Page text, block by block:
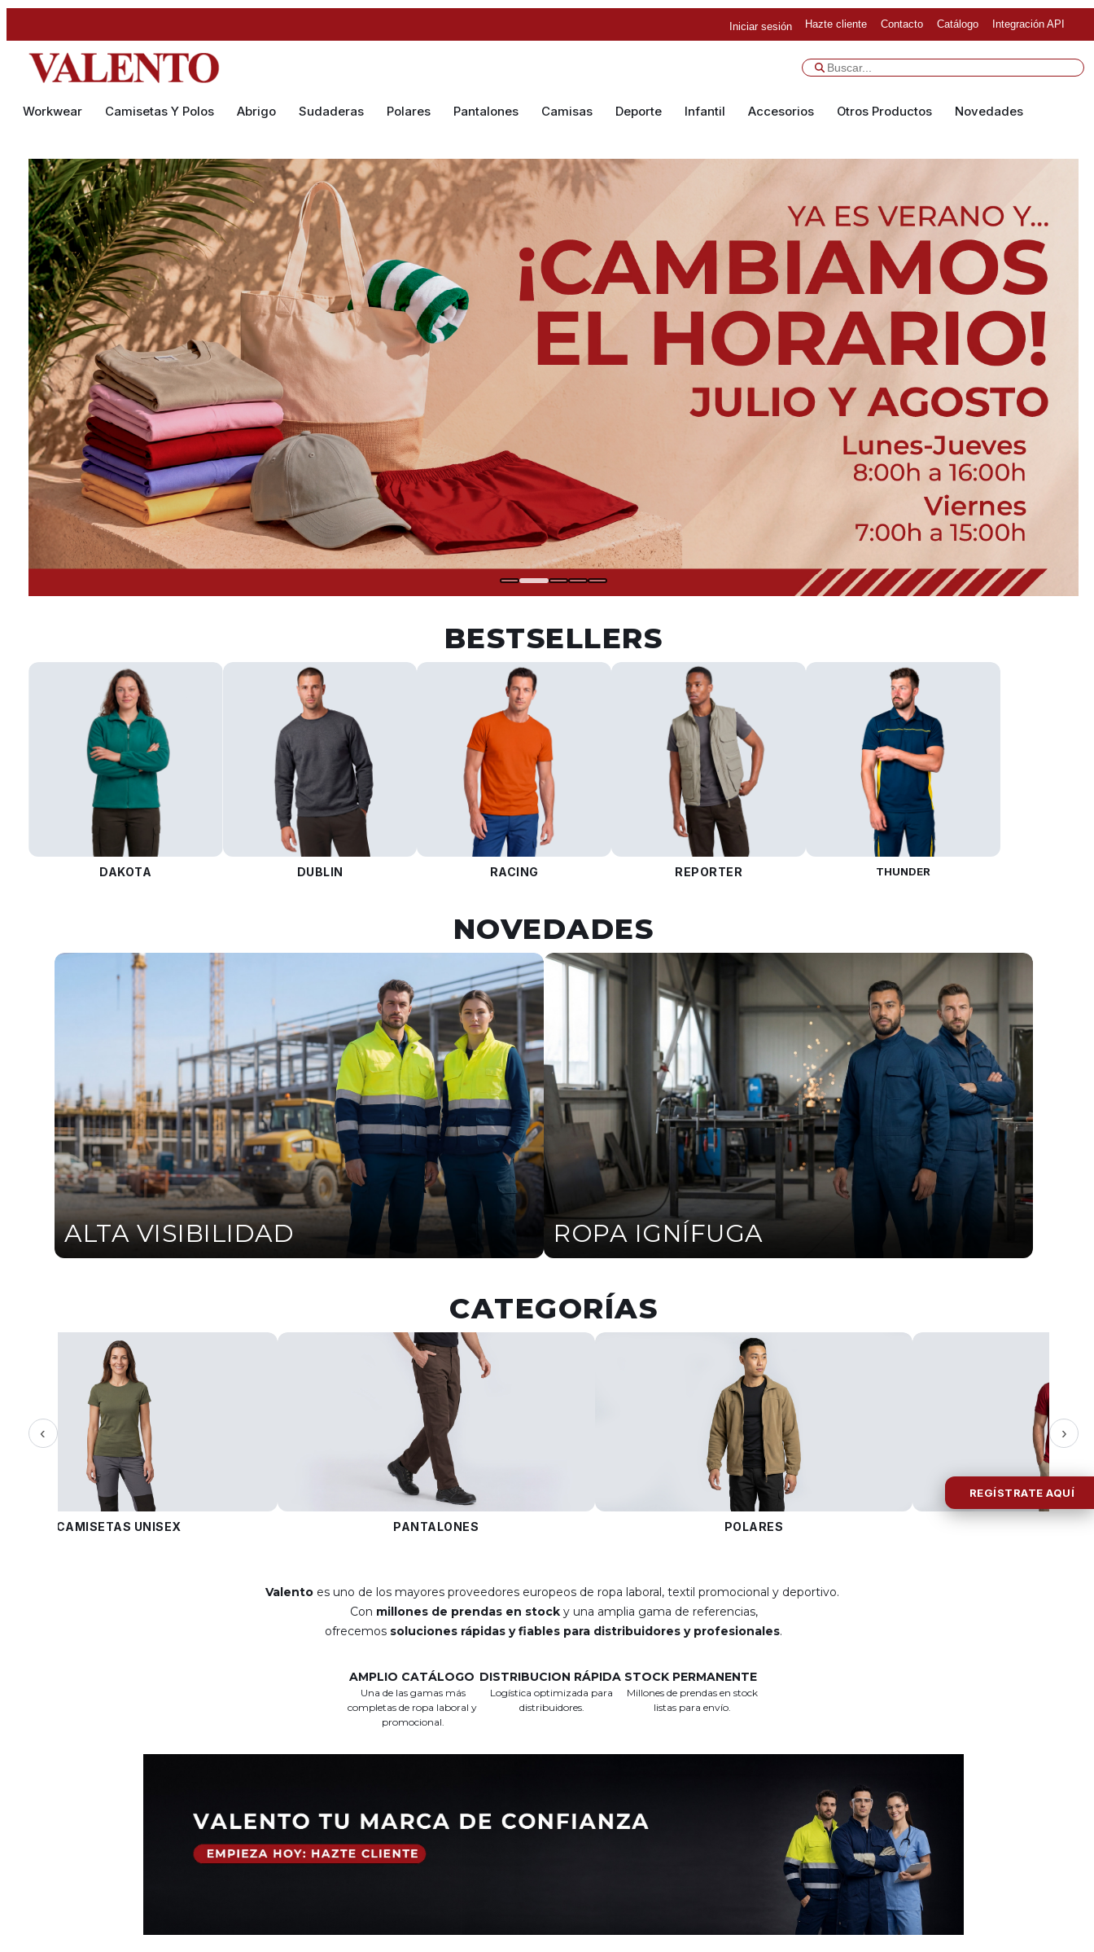
Iniciar sesión Hazte cliente Contacto Catálogo Integración API
Workwear Camisetas Y Polos Abrigo Sudaderas Polares Pantalones Camisas Deporte Infantil Accesorios Otros Productos Novedades
BESTSELLERS
DAKOTA DUBLIN RACING REPORTER THUNDER
NOVEDADES
ALTA VISIBILIDAD ROPA IGNÍFUGA
CATEGORÍAS
‹
CAMISETAS UNISEX PANTALONES POLARES
›
Valento es uno de los mayores proveedores europeos de ropa laboral, textil promocional y deportivo.
Con millones de prendas en stocky una amplia gama de referencias,
ofrecemos soluciones rápidas y fiables para distribuidores y profesionales.
AMPLIO CATÁLOGO
Una de las gamas más
completas de ropa laboral y
promocional.
DISTRIBUCION RÁPIDA
Logística optimizada para
distribuidores.
STOCK PERMANENTE
Millones de prendas en stock
listas para envío.
REGÍSTRATE AQUÍ